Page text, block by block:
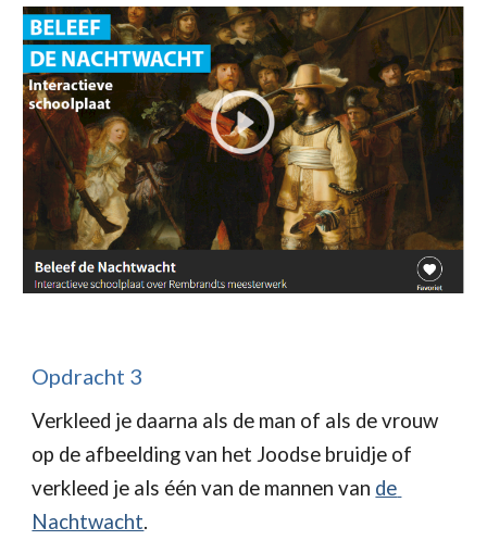
Opdracht 3
Verkleed je daarna als de man of als de vrouw
op de afbeelding van het Joodse bruidje of
verkleed je als één van de mannen van de
Nachtwacht.